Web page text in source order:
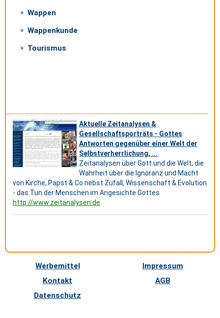
Wappen
Wappenkunde
Tourismus
Aktuelle Zeitanalysen &
Gesellschaftsporträts - Gottes
Antworten gegenüber einer Welt der
Selbstverherrlichung, ...
Zeitanalysen über Gott und die Welt, die
Wahrheit über die Ignoranz und Macht
von Kirche, Papst & Co nebst Zufall, Wissenschaft & Evolution
- das Tun der Menschen im Angesichte Gottes
http://www.zeitanalysen.de
Werbemittel
Impressum
Kontakt
AGB
Datenschutz